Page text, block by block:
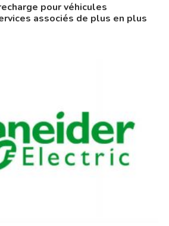
pour véhicules
associés de plus en plus